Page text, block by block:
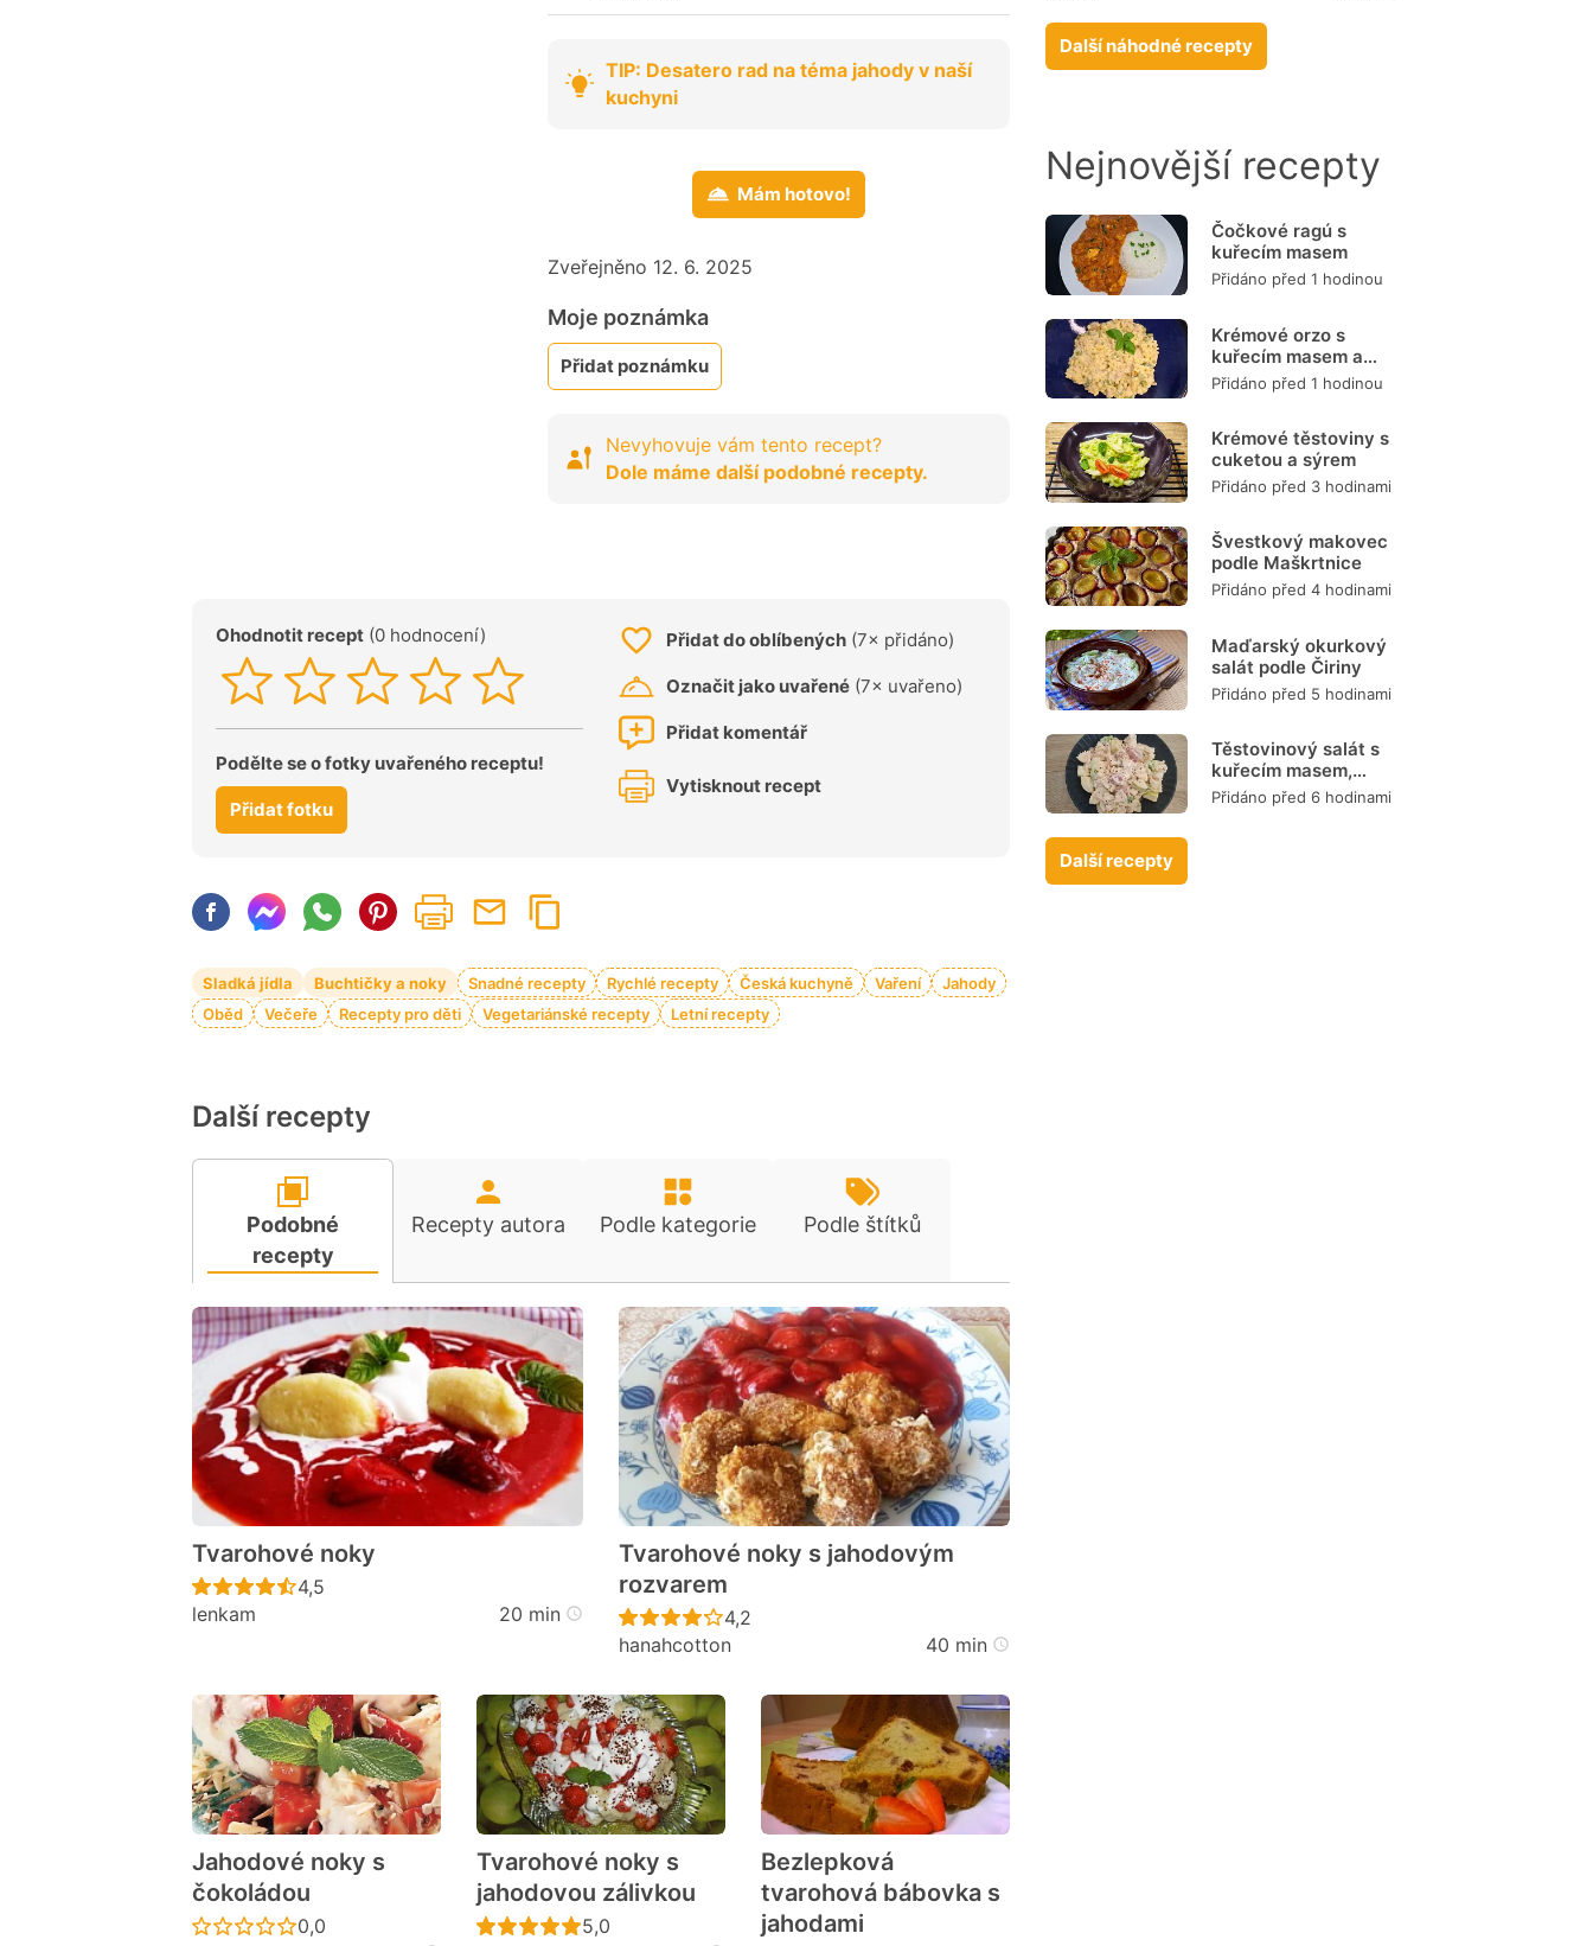
TIP: Desatero rad na téma jahody v naší
kuchyni
Mám hotovo!
Zveřejněno 12. 6. 2025
Moje poznámka
Přidat poznámku
Nevyhovuje vám tento recept?
Dole máme další podobné recepty.
Ohodnotit recept (0 hodnocení)
Podělte se o fotky uvařeného receptu!
Přidat fotku
Přidat do oblíbených (7× přidáno)
Označit jako uvařené (7× uvařeno)
Přidat komentář
Vytisknout recept
Sladká jídla Buchtičky a noky Snadné recepty Rychlé recepty Česká kuchyně Vaření
Jahody
Oběd
Večeře Recepty pro děti Vegetariánské recepty Letní recepty
Další recepty
Podobné
recepty
Recepty autora Podle kategorie Podle štítků
Tvarohové noky
Recept ještě nebyl hodnocen
4,5
lenkam
20 min
Tvarohové noky s jahodovým
rozvarem
Recept ještě nebyl hodnocen
4,2
hanahcotton
40 min
Jahodové noky s
čokoládou
Recept ještě nebyl hodnocen
0,0
Tvarohové noky s
jahodovou zálivkou
Recept ještě nebyl hodnocen
5,0
Bezlepková
tvarohová bábovka s
jahodami
Další náhodné recepty
Nejnovější recepty
Čočkové ragú s
kuřecím masem
Přidáno před 1 hodinou
Krémové orzo s
kuřecím masem a
zeleninou
Přidáno před 1 hodinou
Krémové těstoviny s
cuketou a sýrem
Přidáno před 3 hodinami
Švestkový makovec
podle Maškrtnice
Přidáno před 4 hodinami
Maďarský okurkový
salát podle Čiriny
Přidáno před 5 hodinami
Těstovinový salát s
kuřecím masem,
zeleninou a
dresinkem
Přidáno před 6 hodinami
Další recepty